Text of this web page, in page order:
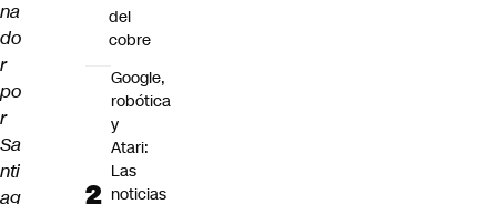
na
do
r
po
r
Sa
nti
ag
del
cobre
Google,
robótica
y
Atari:
Las
noticias